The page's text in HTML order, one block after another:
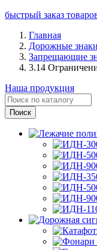
быстрый заказ
Главная
Дорожные знаки
Запрещающие
3.14
Наша продукция